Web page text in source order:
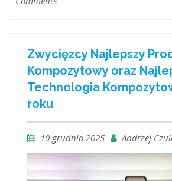
Zwycięzcy Najlepszy
Kompozytowy oraz
Technologia
roku
10 grudnia 2025 Andrzej